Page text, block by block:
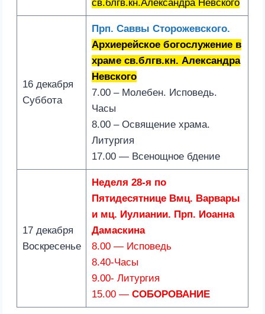
св.блгв.кн.Александра Невского
16 декабря
Суббота
Прп. Саввы Сторожевского.
Архиерейское богослужение в
храме св.блгв.кн. Александра
Невского
7.00 – Молебен. Исповедь.
Часы
8.00 – Освящение храма.
Литургия
17.00 — Всенощное бдение
17 декабря
Воскресенье
Неделя 28-я по
Пятидесятнице Вмц. Варвары
и мц. Иулиании. Прп. Иоанна
Дамаскина
8.00 — Исповедь
8.40-Часы
9.00- Литургия
15.00 — СОБОРОВАНИЕ